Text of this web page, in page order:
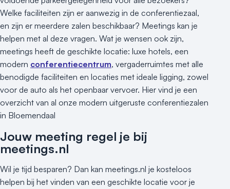
Hybride events
Industriële locatie
Kasteel en landgoed
Kleine / intieme locatie
Locaties aan zee
Museum
Theater
Varende locatie
Welke faciliteiten zijn er aanwezig in de conferentiezaal,
en zijn er meerdere zalen beschikbaar? Meetings kan je
helpen met al deze vragen. Wat je wensen ook zijn,
meetings heeft de geschikte locatie: luxe hotels, een
modern conferentiecentrum, vergaderruimtes met alle
benodigde faciliteiten en locaties met ideale ligging, zowel
voor de auto als het openbaar vervoer. Hier vind je een
overzicht van al onze modern uitgeruste conferentiezalen
in Bloemendaal
Jouw meeting regel je bij
meetings.nl
Wil je tijd besparen? Dan kan meetings.nl je kosteloos
helpen bij het vinden van een geschikte locatie voor je